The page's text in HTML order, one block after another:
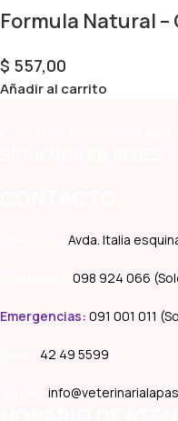
Formula Natural –
$ 557,00
Añadir al carrito
Avda. Italia
098 924 066
Emergencias: 091 001 011
42 49 5599